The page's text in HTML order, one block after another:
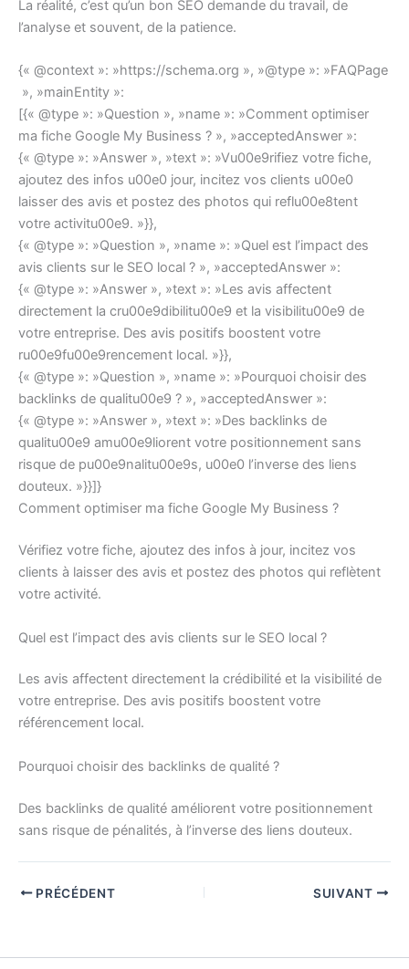
La réalité, c’est qu’un bon SEO demande du travail, de
l’analyse et souvent, de la patience.
{« @context »: »https://schema.org », »@type »: »FAQPage
», »mainEntity »:
[{« @type »: »Question », »name »: »Comment optimiser
ma fiche Google My Business ? », »acceptedAnswer »:
{« @type »: »Answer », »text »: »Vu00e9rifiez votre fiche,
ajoutez des infos u00e0 jour, incitez vos clients u00e0
laisser des avis et postez des photos qui reflu00e8tent
votre activitu00e9. »}},
{« @type »: »Question », »name »: »Quel est l’impact des
avis clients sur le SEO local ? », »acceptedAnswer »:
{« @type »: »Answer », »text »: »Les avis affectent
directement la cru00e9dibilitu00e9 et la visibilitu00e9 de
votre entreprise. Des avis positifs boostent votre
ru00e9fu00e9rencement local. »}},
{« @type »: »Question », »name »: »Pourquoi choisir des
backlinks de qualitu00e9 ? », »acceptedAnswer »:
{« @type »: »Answer », »text »: »Des backlinks de
qualitu00e9 amu00e9liorent votre positionnement sans
risque de pu00e9nalitu00e9s, u00e0 l’inverse des liens
douteux. »}}]}
Comment optimiser ma fiche Google My Business ?
Vérifiez votre fiche, ajoutez des infos à jour, incitez vos
clients à laisser des avis et postez des photos qui reflètent
votre activité.
Quel est l’impact des avis clients sur le SEO local ?
Les avis affectent directement la crédibilité et la visibilité de
votre entreprise. Des avis positifs boostent votre
référencement local.
Pourquoi choisir des backlinks de qualité ?
Des backlinks de qualité améliorent votre positionnement
sans risque de pénalités, à l’inverse des liens douteux.
PRÉCÉDENT SUIVANT